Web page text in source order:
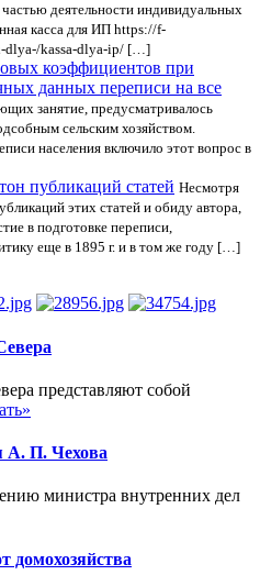
деятельности индивидуальных
касса для ИП https://f-
dlya-/kassa-dlya-ip/ […]
коэффициентов при
данных переписи на все
занятие, предусматривалось
сельским хозяйством.
населения включило этот вопрос в
публикаций статей Несмотря
этих статей и обиду автора,
в подготовке переписи,
еще в 1895 г. и в том же году […]
представляют собой
А. П. Чехова
министра внутренних дел
домохозяйства